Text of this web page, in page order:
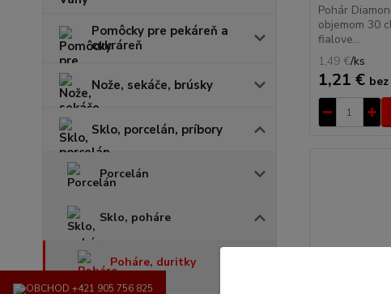
Pomôcky pre pekáreň a
cukráreň
Nože, sekáče, brúsky
Sklo, porcelán, príbory
Porcelán
Sklo, poháre
Poháre, duritky
Pohár
objemom 30
fialove...
1,49 €/ks
1,21 €